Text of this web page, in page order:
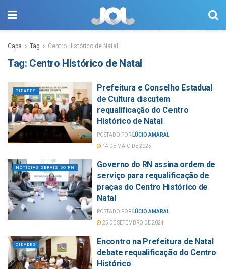
Capa Tag Centro Histórico de Natal
Tag: Centro Histórico de Natal
CIDADES
Prefeitura e Conselho Estadual
de Cultura discutem
requalificação do Centro
Histórico de Natal
POSTADO POR LÚCIO AMARAL
14 DE MAIO DE 2025
NOTÍCIAS GERAIS DO RN
Governo do RN assina ordem de
serviço para requalificação de
praças do Centro Histórico de
Natal
POSTADO POR LÚCIO AMARAL
25 DE SETEMBRO DE 2024
CIDADES
Encontro na Prefeitura de Natal
debate requalificação do Centro
Histórico